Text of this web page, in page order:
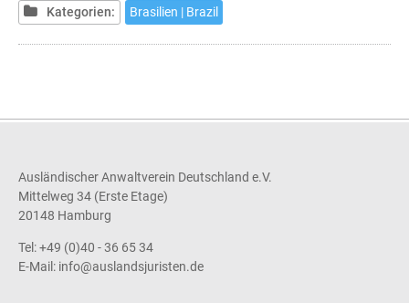
Herausforderung
Kategorien:
Brasilien | Brazil
Ausländischer Anwaltverein Deutschland e.V.
Mittelweg 34 (Erste Etage)
20148 Hamburg
Tel: +49 (0)40 - 36 65 34
E-Mail: info@auslandsjuristen.de